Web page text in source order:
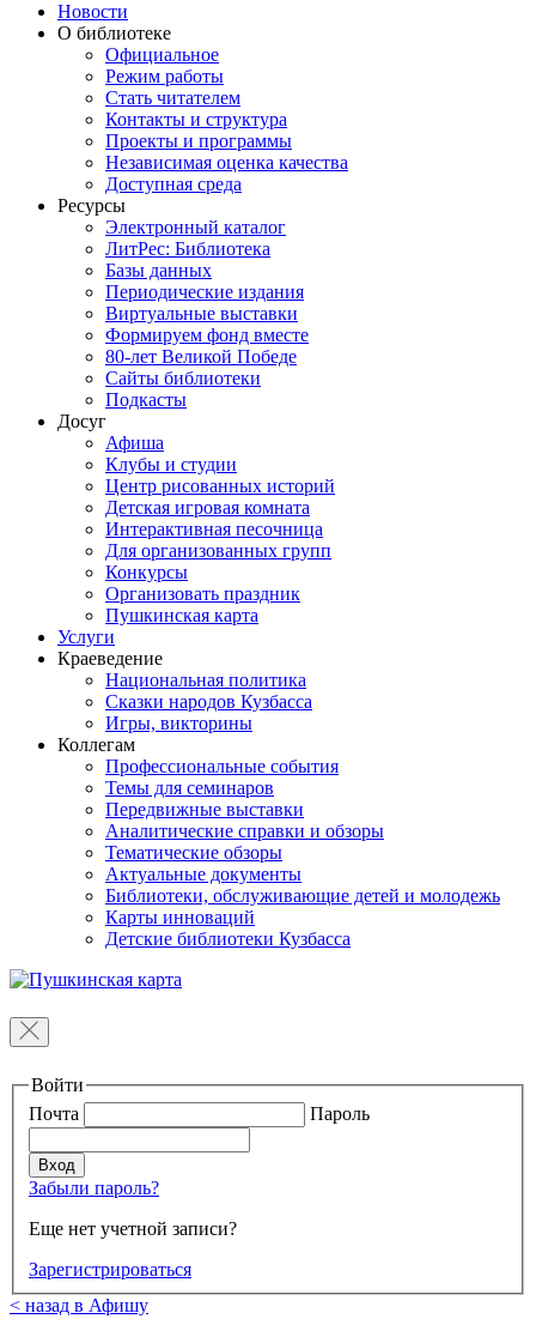
Новости
О библиотеке
Официальное
Режим работы
Стать читателем
Контакты и структура
Проекты и программы
Независимая оценка качества
Доступная среда
Ресурсы
Электронный каталог
ЛитРес: Библиотека
Базы данных
Периодические издания
Виртуальные выставки
Формируем фонд вместе
80-лет Великой Победе
Сайты библиотеки
Подкасты
Досуг
Афиша
Клубы и студии
Центр рисованных историй
Детская игровая комната
Интерактивная песочница
Для организованных групп
Конкурсы
Организовать праздник
Пушкинская карта
Услуги
Краеведение
Национальная политика
Сказки народов Кузбасса
Игры, викторины
Коллегам
Профессиональные события
Темы для семинаров
Передвижные выставки
Аналитические справки и обзоры
Тематические обзоры
Актуальные документы
Библиотеки, обслуживающие детей и молодежь
Карты инноваций
Детские библиотеки Кузбасса
Войти
Почта
Пароль
Забыли пароль?
Еще нет учетной записи?
Зарегистрироваться
< назад в Афишу